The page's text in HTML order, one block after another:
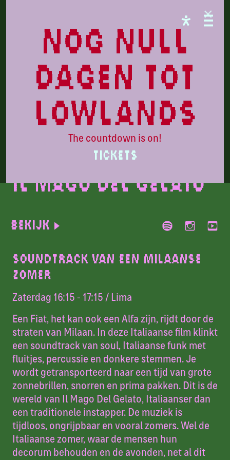
nog null
dagen tot
lowlands
The countdown is on!
TICKETS
Il Mago Del Gelato
Bekijk
SOUNDTRACK VAN EEN MILAANSE
ZOMER
Zaterdag 16:15 - 17:15 / Lima
Een Fiat, het kan ook een Alfa zijn, rijdt door de
straten van Milaan. In deze Italiaanse film klinkt
een soundtrack van soul, Italiaanse funk met
fluitjes, percussie en donkere stemmen. Je
wordt getransporteerd naar een tijd van grote
zonnebrillen, snorren en prima pakken. Dit is de
wereld van Il Mago Del Gelato, Italiaanser dan
een traditionele instapper. De muziek is
tijdloos, ongrijpbaar en vooral zomers. Wel de
Italiaanse zomer, waar de mensen hun
decorum behouden en de avonden, net al dit